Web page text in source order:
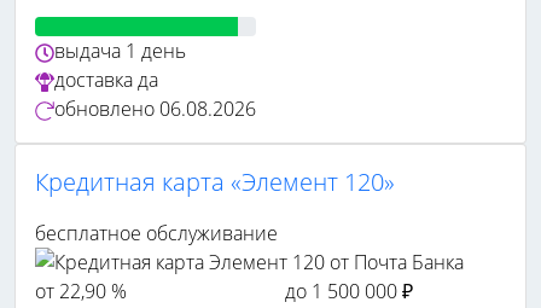
выдача 1 день
доставкада
обновлено 06.08.2026
Кредитная карта «Элемент 120»
бесплатное обслуживание
от 22,90 % до 1 500 000 ₽